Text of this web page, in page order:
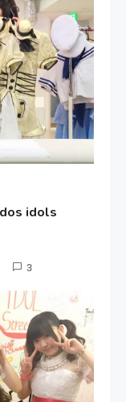
idols
3